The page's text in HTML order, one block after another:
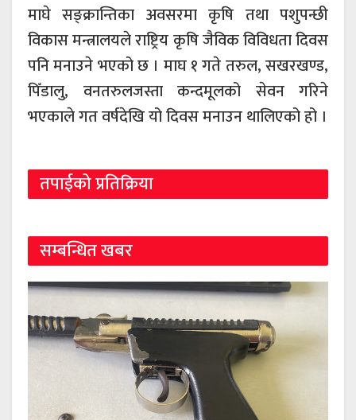
माघे सङ्क्रान्तिका अवसरमा कृषि तथा पशुपन्छी
विकास मन्त्रालयले राष्ट्रिय कृषि जैविक विविधता दिवस
पनि मनाउने भएको छ । माघ १ गते तरुल, सखरखण्ड,
पिँडालु, वनतरुलजस्ता कन्दमूलको सेवन गरिने
भएकाले गत वर्षदेखि यो दिवस मनाउन थालिएको हो ।
तपाईको प्रतिक्रिया
सम्बन्धित खबर